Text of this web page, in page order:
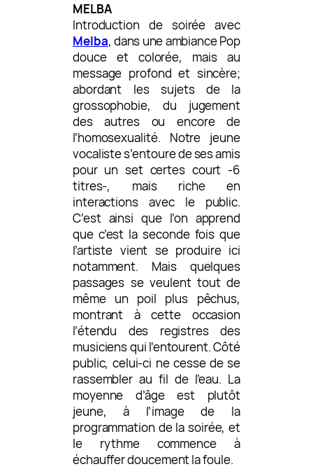
MELBA
Introduction de soirée avec
Melba, dans une ambiance Pop
douce et colorée, mais au
message profond et sincère;
abordant les sujets de la
grossophobie, du jugement
des autres ou encore de
l’homosexualité. Notre jeune
vocaliste s’entoure de ses amis
pour un set certes court -6
titres-, mais riche en
interactions avec le public.
C’est ainsi que l’on apprend
que c’est la seconde fois que
l’artiste vient se produire ici
notamment. Mais quelques
passages se veulent tout de
même un poil plus pêchus,
montrant à cette occasion
l’étendu des registres des
musiciens qui l’entourent. Côté
public, celui-ci ne cesse de se
rassembler au fil de l’eau. La
moyenne d’âge est plutôt
jeune, à l’image de la
programmation de la soirée, et
le rythme commence à
échauffer doucement la foule.